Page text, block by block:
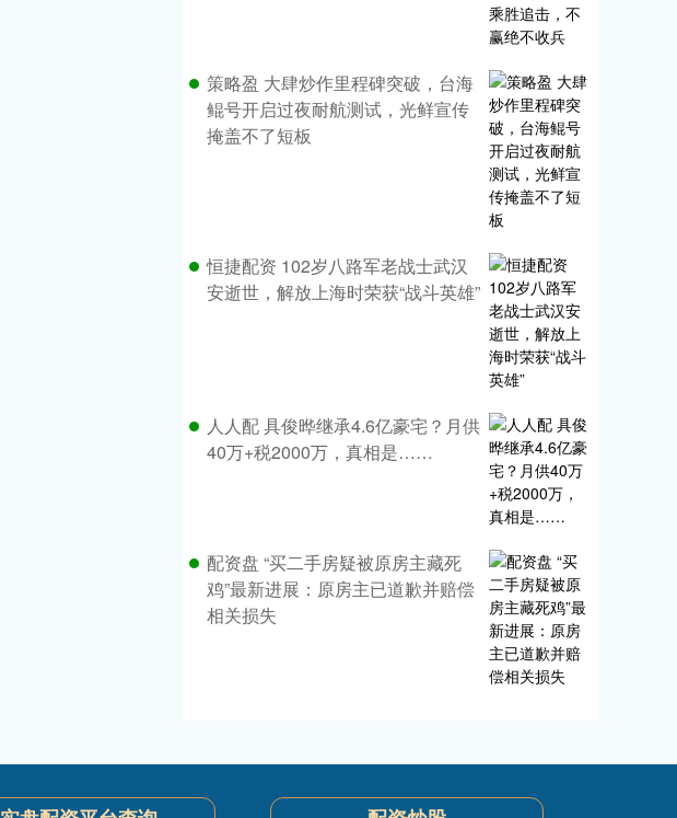
策略盈 大肆炒作里程碑突破，台海
鲲号开启过夜耐航测试，光鲜宣传
掩盖不了短板
恒捷配资 102岁八路军老战士武汉
安逝世，解放上海时荣获“战斗英雄”
人人配 具俊晔继承4.6亿豪宅？月供
40万+税2000万，真相是……
配资盘 “买二手房疑被原房主藏死
鸡”最新进展：原房主已道歉并赔偿
相关损失